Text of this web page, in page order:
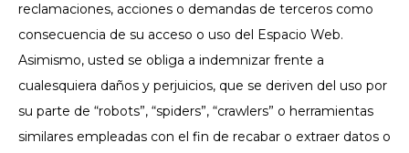
reclamaciones, acciones o demandas de terceros como
consecuencia de su acceso o uso del Espacio Web.
Asimismo, usted se obliga a indemnizar frente a
cualesquiera daños y perjuicios, que se deriven del uso por
su parte de “robots”, “spiders”, “crawlers” o herramientas
similares empleadas con el fin de recabar o extraer datos o